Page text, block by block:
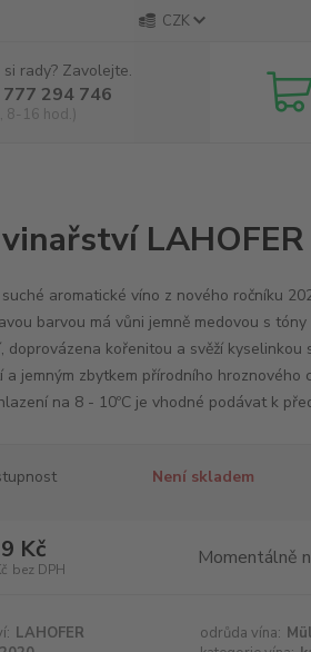
CZK
rady? Zavolejte.
294 746
8-16 hod.)
LAHOFER
aromatické víno z nového ročníku
barvou má vůni jemně medovou s
doprovázena kořenitou a svěží kyselinkou
a jemným zbytkem přírodního hroznového
na 8 - 10ºC je vhodné podávat k
Není skladem
Kč
bez DPH Momentálně
LAHOFER odrůda vína: